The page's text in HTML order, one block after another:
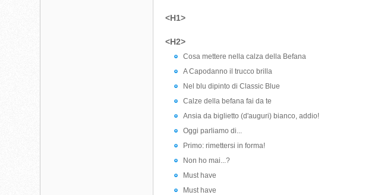
<H1>
<H2>
Cosa mettere nella calza della Befana
A Capodanno il trucco brilla
Nel blu dipinto di Classic Blue
Calze della befana fai da te
Ansia da biglietto (d'auguri) bianco, addio!
Oggi parliamo di...
Primo: rimettersi in forma!
Non ho mai...?
Must have
Must have